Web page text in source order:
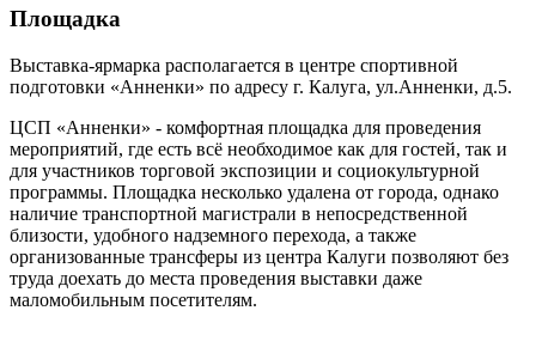
Площадка
Выставка-ярмарка располагается в центре спортивной
подготовки «Анненки» по адресу г. Калуга, ул.Анненки, д.5.
ЦСП «Анненки» - комфортная площадка для проведения
мероприятий, где есть всё необходимое как для гостей, так и
для участников торговой экспозиции и социокультурной
программы. Площадка несколько удалена от города, однако
наличие транспортной магистрали в непосредственной
близости, удобного надземного перехода, а также
организованные трансферы из центра Калуги позволяют без
труда доехать до места проведения выставки даже
маломобильным посетителям.